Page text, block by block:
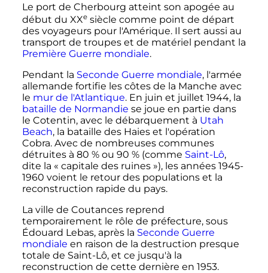
Le port de Cherbourg atteint son apogée au
début du XXe siècle comme point de départ
des voyageurs pour l'Amérique. Il sert aussi au
transport de troupes et de matériel pendant la
Première Guerre mondiale.
Pendant la Seconde Guerre mondiale, l'armée
allemande fortifie les côtes de la Manche avec
le mur de l'Atlantique. En juin et juillet 1944, la
bataille de Normandie se joue en partie dans
le Cotentin, avec le débarquement à Utah
Beach, la bataille des Haies et l'opération
Cobra. Avec de nombreuses communes
détruites à 80 % ou 90 % (comme Saint-Lô,
dite la « capitale des ruines »), les années 1945-
1960 voient le retour des populations et la
reconstruction rapide du pays.
La ville de Coutances reprend
temporairement le rôle de préfecture, sous
Édouard Lebas, après la Seconde Guerre
mondiale en raison de la destruction presque
totale de Saint-Lô, et ce jusqu'à la
reconstruction de cette dernière en 1953.